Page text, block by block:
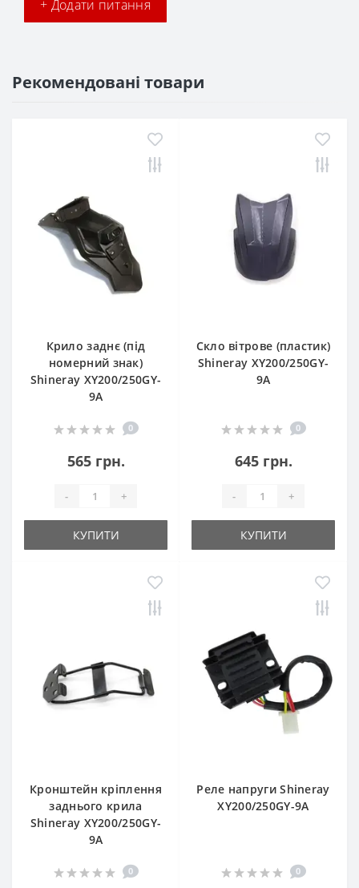
+ Додати питання
Рекомендовані товари
Крило заднє (під
номерний знак)
Shineray XY200/250GY-
9A
0
565 грн.
- +
КУПИТИ
Скло вітрове (пластик)
Shineray XY200/250GY-
9A
0
645 грн.
- +
КУПИТИ
Кронштейн кріплення
заднього крила
Shineray XY200/250GY-
9A
0
Реле напруги Shineray
XY200/250GY-9A
0